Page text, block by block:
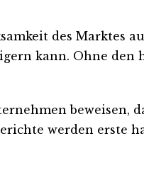
des Marktes
kann. Ohne
beweisen,
werden erste